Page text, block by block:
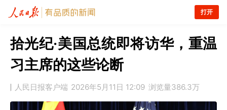
打开
拾光纪·美国总统即将访华，重温
习主席的这些论断
人民日报客户端 2026年5月11日 12:09 浏览量386.3万